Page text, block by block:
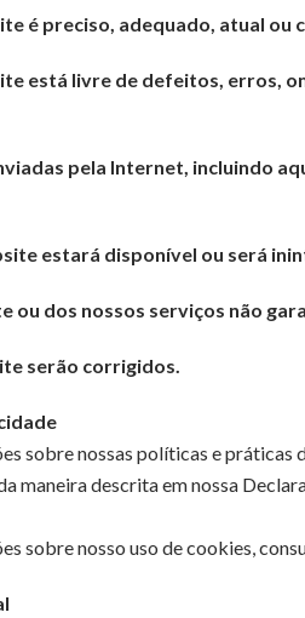
é preciso, adequado, atual ou
está livre de defeitos, erros,
pela Internet, incluindo
estará disponível ou será
ou dos nossos serviços não
serão corrigidos.
sobre nossas políticas e práticas
maneira descrita em nossa
sobre nosso uso de cookies,